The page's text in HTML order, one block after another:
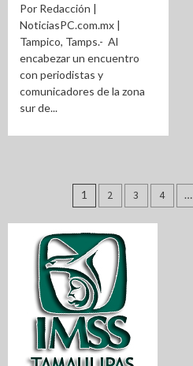
Por Redacción |
NoticiasPC.com.mx |
Tampico, Tamps.- Al
encabezar un encuentro
con periodistas y
comunicadores de la zona
sur de...
Paginación
de
entradas
1 2 3 4 …